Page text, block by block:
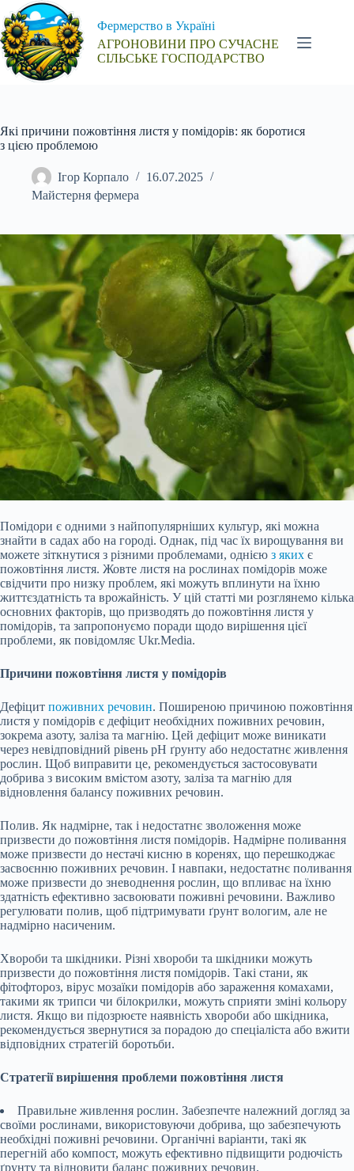
Перейти
до
вмісту
Фермерство в Україні
АГРОНОВИНИ ПРО СУЧАСНЕ
СІЛЬСЬКЕ ГОСПОДАРСТВО
Які причини пожовтіння листя у помідорів: як боротися
з цією проблемою
Ігор Корпало
16.07.2025
Майстерня фермера
Помідори є одними з найпопулярніших культур, які можна
знайти в садах або на городі. Однак, під час їх вирощування ви
можете зіткнутися з різними проблемами, однією з яких є
пожовтіння листя. Жовте листя на рослинах помідорів може
свідчити про низку проблем, які можуть вплинути на їхню
життєздатність та врожайність. У цій статті ми розглянемо кілька
основних факторів, що призводять до пожовтіння листя у
помідорів, та запропонуємо поради щодо вирішення цієї
проблеми, як повідомляє Ukr.Media.
Причини пожовтіння листя у помідорів
Дефіцит поживних речовин. Поширеною причиною пожовтіння
листя у помідорів є дефіцит необхідних поживних речовин,
зокрема азоту, заліза та магнію. Цей дефіцит може виникати
через невідповідний рівень pH ґрунту або недостатнє живлення
рослин. Щоб виправити це, рекомендується застосовувати
добрива з високим вмістом азоту, заліза та магнію для
відновлення балансу поживних речовин.
Полив. Як надмірне, так і недостатнє зволоження може
призвести до пожовтіння листя помідорів. Надмірне поливання
може призвести до нестачі кисню в коренях, що перешкоджає
засвоєнню поживних речовин. І навпаки, недостатнє поливання
може призвести до зневоднення рослин, що впливає на їхню
здатність ефективно засвоювати поживні речовини. Важливо
регулювати полив, щоб підтримувати ґрунт вологим, але не
надмірно насиченим.
Хвороби та шкідники. Різні хвороби та шкідники можуть
призвести до пожовтіння листя помідорів. Такі стани, як
фітофтороз, вірус мозаїки помідорів або зараження комахами,
такими як трипси чи білокрилки, можуть сприяти зміні кольору
листя. Якщо ви підозрюєте наявність хвороби або шкідника,
рекомендується звернутися за порадою до спеціаліста або вжити
відповідних стратегій боротьби.
Стратегії вирішення проблеми пожовтіння листя
Правильне живлення рослин. Забезпечте належний догляд за
своїми рослинами, використовуючи добрива, що забезпечують
необхідні поживні речовини. Органічні варіанти, такі як
перегній або компост, можуть ефективно підвищити родючість
ґрунту та відновити баланс поживних речовин.